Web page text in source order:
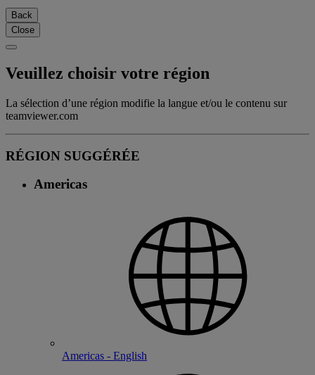
Back
Close
Veuillez choisir votre région
La sélection d’une région modifie la langue et/ou le contenu sur
teamviewer.com
RÉGION SUGGÉRÉE
Americas
Americas - English